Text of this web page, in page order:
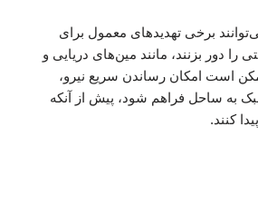
برخی تهدیدهای معمول برای
دور بزنند، مانند مین‌های دریایی و
است امکان رساندن سریع نیرو،
به ساحل فراهم شود، پیش از آنکه
کنند.